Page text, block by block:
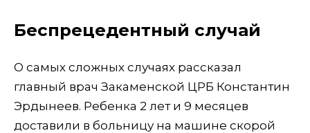
Беспрецедентный случай
О самых сложных случаях рассказал
главный врач Закаменской ЦРБ Константин
Эрдынеев. Ребенка 2 лет и 9 месяцев
доставили в больницу на машине скорой